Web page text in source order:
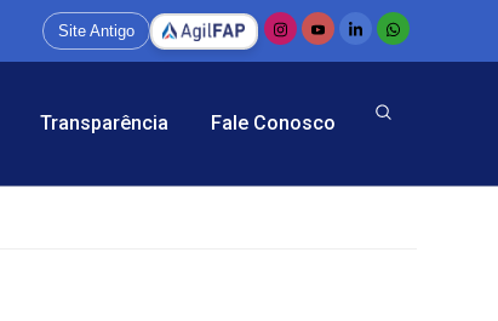
Site Antigo
Transparência Fale Conosco